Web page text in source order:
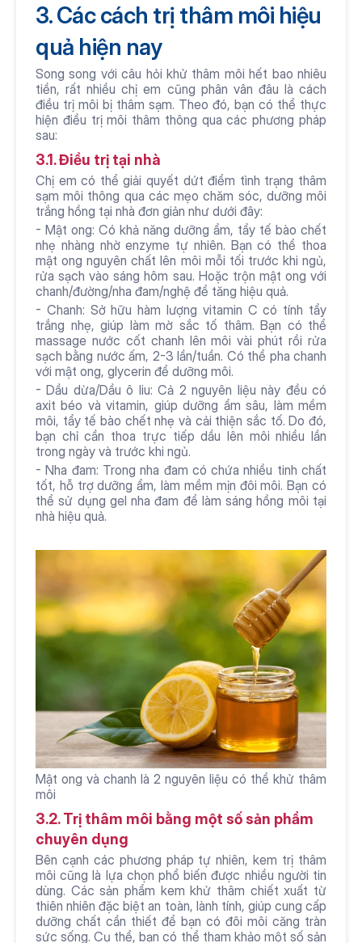
3. Các cách trị thâm môi hiệu
quả hiện nay
Song song với câu hỏi khử thâm môi hết bao nhiêu
tiền, rất nhiều chị em cũng phân vân đâu là cách
điều trị môi bị thâm sạm. Theo đó, bạn có thể thực
hiện điều trị môi thâm thông qua các phương pháp
sau:
3.1. Điều trị tại nhà
Chị em có thể giải quyết dứt điểm tình trạng thâm
sạm môi thông qua các mẹo chăm sóc, dưỡng môi
trắng hồng tại nhà đơn giản như dưới đây:
- Mật ong: Có khả năng dưỡng ẩm, tẩy tế bào chết
nhẹ nhàng nhờ enzyme tự nhiên. Bạn có thể thoa
mật ong nguyên chất lên môi mỗi tối trước khi ngủ,
rửa sạch vào sáng hôm sau. Hoặc trộn mật ong với
chanh/đường/nha đam/nghệ để tăng hiệu quả.
- Chanh: Sở hữu hàm lượng vitamin C có tính tẩy
trắng nhẹ, giúp làm mờ sắc tố thâm. Bạn có thể
massage nước cốt chanh lên môi vài phút rồi rửa
sạch bằng nước ấm, 2-3 lần/tuần. Có thể pha chanh
với mật ong, glycerin để dưỡng môi.
- Dầu dừa/Dầu ô liu: Cả 2 nguyên liệu này đều có
axit béo và vitamin, giúp dưỡng ẩm sâu, làm mềm
môi, tẩy tế bào chết nhẹ và cải thiện sắc tố. Do đó,
bạn chỉ cần thoa trực tiếp dầu lên môi nhiều lần
trong ngày và trước khi ngủ.
- Nha đam: Trong nha đam có chứa nhiều tinh chất
tốt, hỗ trợ dưỡng ẩm, làm mềm mịn đôi môi. Bạn có
thể sử dụng gel nha đam để làm sáng hồng môi tại
nhà hiệu quả.
Mật ong và chanh là 2 nguyên liệu có thể khử thâm
môi
3.2. Trị thâm môi bằng một số sản phẩm
chuyên dụng
Bên cạnh các phương pháp tự nhiên, kem trị thâm
môi cũng là lựa chọn phổ biến được nhiều người tin
dùng. Các sản phẩm kem khử thâm chiết xuất từ
thiên nhiên đặc biệt an toàn, lành tính, giúp cung cấp
dưỡng chất cần thiết để bạn có đôi môi căng tràn
sức sống. Cụ thể, bạn có thể tham khảo một số sản